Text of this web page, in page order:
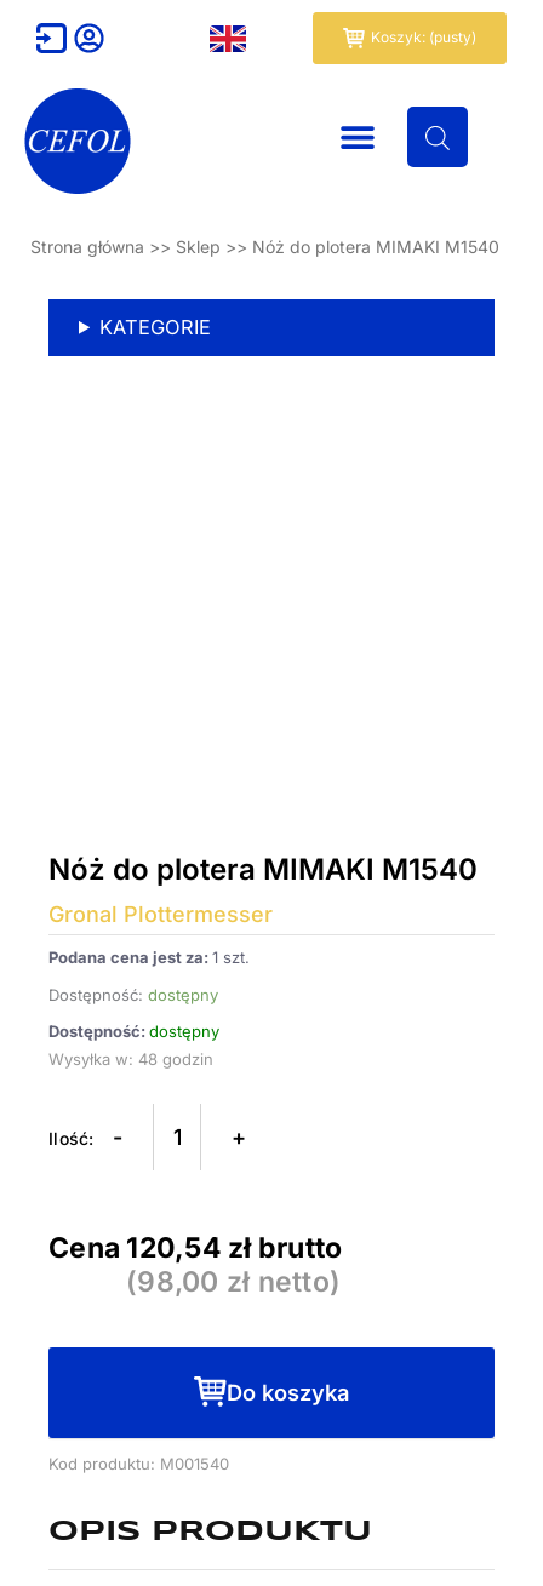
Koszyk: (pusty)
Wózek
Strona główna >> Sklep >> Nóż do plotera MIMAKI M1540
KATEGORIE
Nóż do plotera MIMAKI M1540
Gronal Plottermesser
Podana cena jest za: 1 szt.
Dostępność: dostępny
Dostępność: dostępny
Wysyłka w: 48 godzin
-
M1540
+
Cena 120,54 zł brutto
(98,00 zł netto)
Do koszyka
Kod produktu: M001540
OPIS PRODUKTU